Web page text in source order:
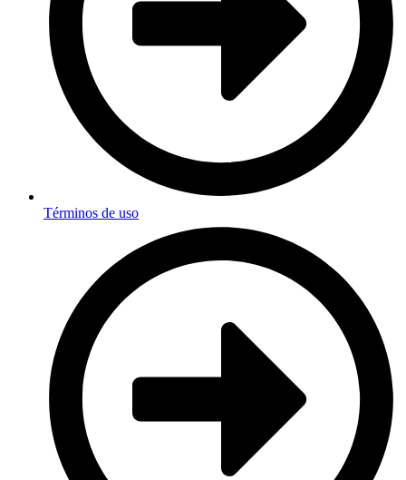
Términos de uso